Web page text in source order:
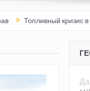
кризис в России